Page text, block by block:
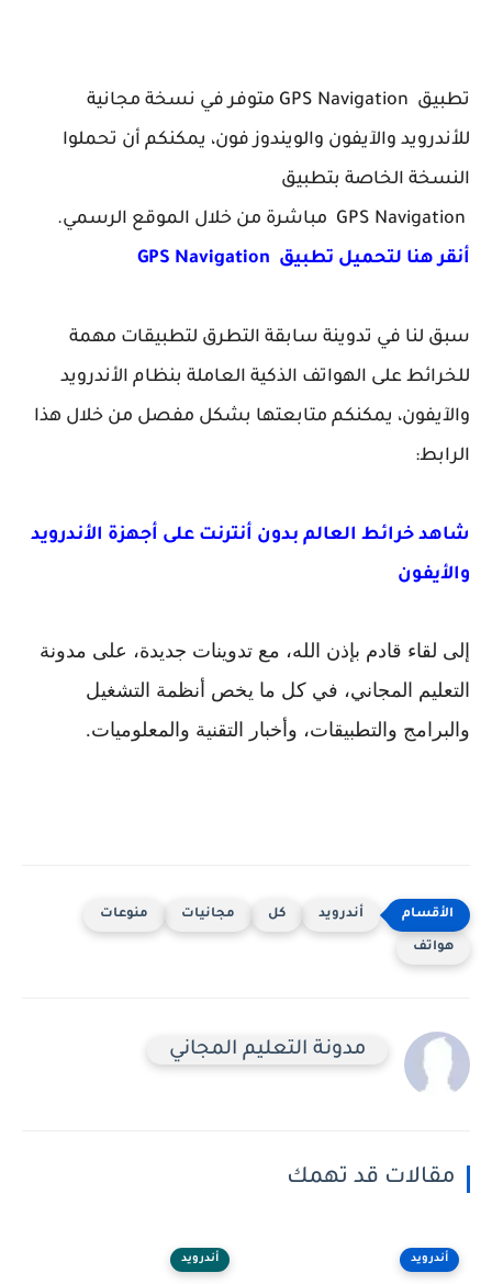
تطبيق GPS Navigation متوفر في نسخة مجانية
للأندرويد والآيفون والويندوز فون، يمكنكم أن تحملوا
النسخة الخاصة بتطبيق
أنقر هنا لتحميل تطبيق GPS Navigation
سبق لنا في تدوينة سابقة التطرق لتطبيقات مهمة
للخرائط على الهواتف الذكية العاملة بنظام الأندرويد
والآيفون، يمكنكم متابعتها بشكل مفصل من خلال هذا
الرابط:
شاهد خرائط العالم بدون أنترنت على أجهزة الأندرويد
والأيفون
إلى لقاء قادم بإذن الله، مع تدوينات جديدة، على مدونة
التعليم المجاني، في كل ما يخص أنظمة التشغيل
والبرامج والتطبيقات، وأخبار التقنية والمعلوميات.
أندرويد كل مجانيات منوعات
هواتف
مدونة التعليم المجاني
مقالات قد تهمك
أندرويد أندرويد